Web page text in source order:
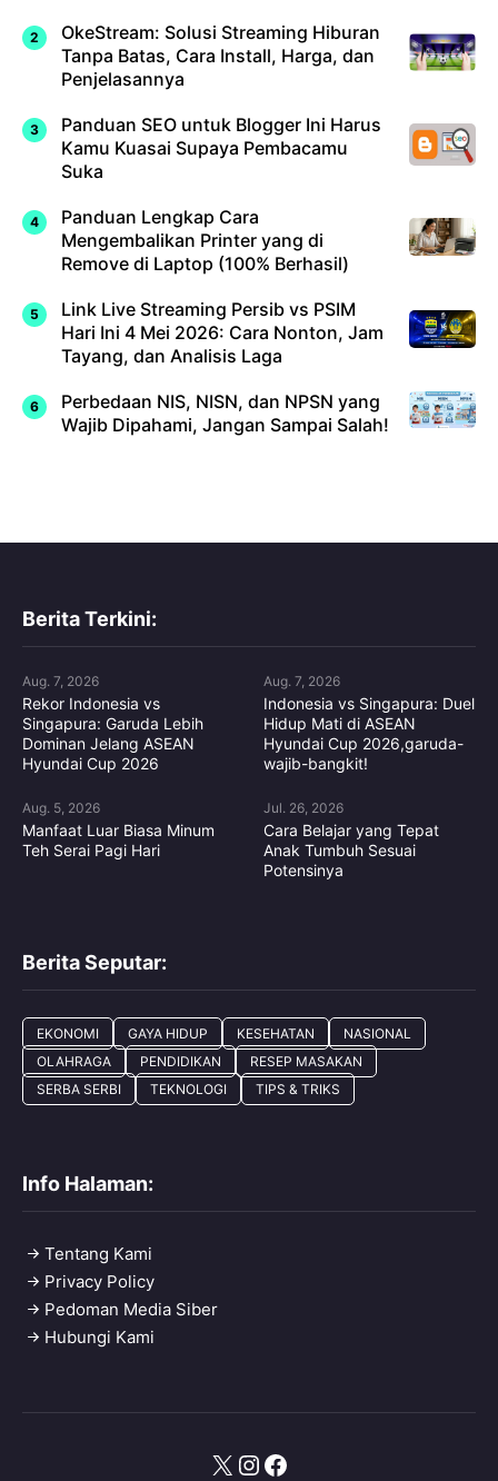
OkeStream: Solusi Streaming Hiburan
Tanpa Batas, Cara Install, Harga, dan
Penjelasannya
Panduan SEO untuk Blogger Ini Harus
Kamu Kuasai Supaya Pembacamu
Suka
Panduan Lengkap Cara
Mengembalikan Printer yang di
Remove di Laptop (100% Berhasil)
Link Live Streaming Persib vs PSIM
Hari Ini 4 Mei 2026: Cara Nonton, Jam
Tayang, dan Analisis Laga
Perbedaan NIS, NISN, dan NPSN yang
Wajib Dipahami, Jangan Sampai Salah!
Berita Terkini:
Aug. 7, 2026
Rekor Indonesia vs
Singapura: Garuda Lebih
Dominan Jelang ASEAN
Hyundai Cup 2026
Aug. 7, 2026
Indonesia vs Singapura: Duel
Hidup Mati di ASEAN
Hyundai Cup 2026,garuda-
wajib-bangkit!
Aug. 5, 2026
Manfaat Luar Biasa Minum
Teh Serai Pagi Hari
Jul. 26, 2026
Cara Belajar yang Tepat
Anak Tumbuh Sesuai
Potensinya
Berita Seputar:
EKONOMI GAYA HIDUP KESEHATAN
NASIONAL
OLAHRAGA
PENDIDIKAN
RESEP MASAKAN
SERBA SERBI
TEKNOLOGI TIPS & TRIKS
Info Halaman:
Tentang Kami
Privacy Policy
Pedoman Media Siber
Hubungi Kami
X Instagram
Facebook